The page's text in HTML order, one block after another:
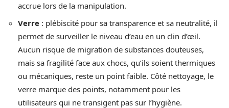
accrue lors de la manipulation.
Verre : plébiscité pour sa transparence et sa neutralité, il
permet de surveiller le niveau d’eau en un clin d’œil.
Aucun risque de migration de substances douteuses,
mais sa fragilité face aux chocs, qu’ils soient thermiques
ou mécaniques, reste un point faible. Côté nettoyage, le
verre marque des points, notamment pour les
utilisateurs qui ne transigent pas sur l’hygiène.